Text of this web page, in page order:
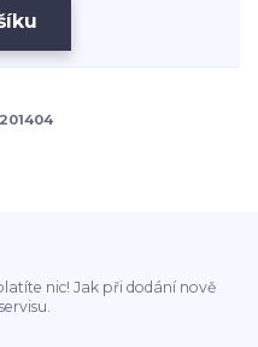
nic! Jak při dodání nově